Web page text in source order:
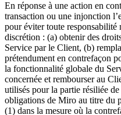
En réponse à une action en
transaction ou une injonction
pour éviter toute responsabilité
discrétion : (a) obtenir des
Service par le Client, (b)
prétendument en contrefaçon
la fonctionnalité globale du
concernée et rembourser au
utilisés pour la partie résiliée
obligations de Miro au titre du
(1) dans la mesure où la